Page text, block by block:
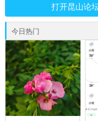
打开昆山论
今日热门